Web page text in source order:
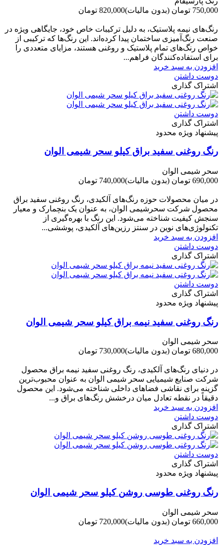
750,000 تومان
(بدون مالیات)820,000 تومان
رنگ‌های نیمه پلاستیک، به دلیل ترکیبات خاص خود، جایگاهی ویژه در
صنعت رنگ‌آمیزی ساختمان پیدا کرده‌اند. این رنگ‌ها که ترکیبی از
خواص رنگ‌های تمام پلاستیک و روغنی هستند، مزایای متعددی را
برای استفاده‌کنندگان فراهم...
افزودن به سبد خرید
دوست داشتن
اشتراک گذاری
دوست داشتن
اشتراک گذاری
پیشنهاد ویژه محدود
رنگ روغنی سفید براق کیلو سحر شیمی الوان
سحر شیمی الوان
690,000 تومان
(بدون مالیات)740,000 تومان
در میان محصولات حوزه رنگ‌های آلکیدی، رنگ روغنی سفید براق
محصول شرکت سحرشیمی الوان، به عنوان یک بنچمارک و معیار
سنجش کیفیت شناخته می‌شود. این رنگ با بهره‌گیری از
تکنولوژی‌های نوین در سنتز رزین‌های آلکیدی، پوششی...
افزودن به سبد خرید
دوست داشتن
اشتراک گذاری
دوست داشتن
اشتراک گذاری
پیشنهاد ویژه محدود
رنگ روغنی سفید نیمه براق کیلو سحر شیمی الوان
سحر شیمی الوان
680,000 تومان
(بدون مالیات)730,000 تومان
در دنیای رنگ‌های آلکیدی، رنگ روغنی سفید نیمه براق محصول
شرکت صنایع شیمیایی سحر شیمی الوان به عنوان محبوب‌ترین
گزینه برای نقاشی فضاهای داخلی شناخته می‌شود. این محصول
دقیقاً در نقطه تعادل میان درخشش رنگ‌های براق و...
افزودن به سبد خرید
دوست داشتن
اشتراک گذاری
دوست داشتن
اشتراک گذاری
پیشنهاد ویژه محدود
رنگ روغنی طوسی روشن کیلو سحر شیمی الوان
سحر شیمی الوان
660,000 تومان
(بدون مالیات)720,000 تومان
افزودن به سبد خرید